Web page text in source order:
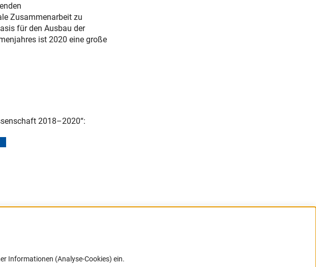
Zusammenarbeit zu
für den Ausbau der
ist 2020 eine große
2018–2020“:
Informationen (Analyse-Cookies) ein.